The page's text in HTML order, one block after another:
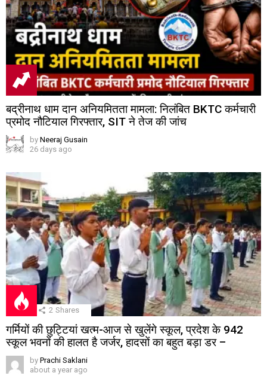
बद्रीनाथ धाम दान अनियमितता मामला: निलंबित BKTC कर्मचारी
प्रमोद नौटियाल गिरफ्तार, SIT ने तेज की जांच
by Neeraj Gusain
26 days ago
2 Shares
गर्मियों की छुट्टियां खत्म-आज से खुलेंगे स्कूल, प्रदेश के 942
स्कूल भवनों की हालत है जर्जर, हादसों का बहुत बड़ा डर –
by Prachi Saklani
about a year ago